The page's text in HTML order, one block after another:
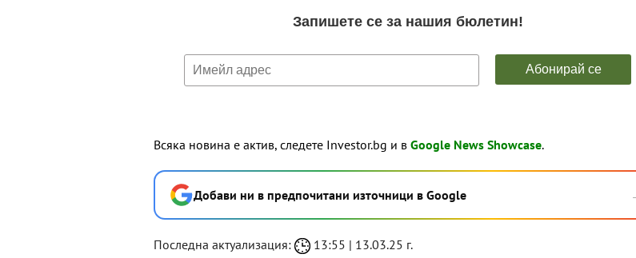
Всяка новина е актив, следете Investor.bg и в Google News Showcase.
Добави ни в предпочитани източници в Google
Последна актуализация: 13:55 | 13.03.25 г.